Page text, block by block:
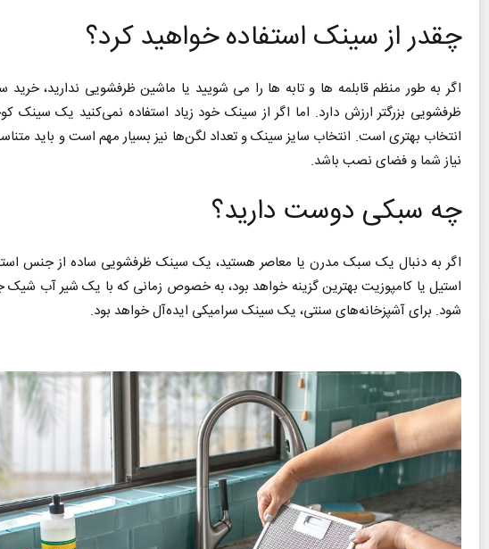
چقدر از سینک استفاده خواهید کرد؟
اگر به طور منظم قابلمه ها و تابه ها را می شویید یا ماشین ظرفشویی ندارید، خرید
ظرفشویی بزرگتر ارزش دارد. اما اگر از سینک خود زیاد استفاده نمی‌کنید یک سینک
انتخاب بهتری است. انتخاب سایز سینک و تعداد لگن‌ها نیز بسیار مهم است و باید
نیاز شما و فضای نصب باشد.
چه سبکی دوست دارید؟
اگر به دنبال یک سبک مدرن یا معاصر هستید، یک سینک ظرفشویی ساده از جنس
استیل یا کامپوزیت بهترین گزینه خواهد بود، به خصوص زمانی که با یک شیر آب
شود. برای آشپزخانه‌های سنتی، یک سینک سرامیکی ایده‌آل خواهد بود.
حادثه‌های کوچک سرنوشت‌های
بزرگ
محمدجعفر محمدزاده - نویسنده و پژوهشگر
مدیریت ایرانی بر